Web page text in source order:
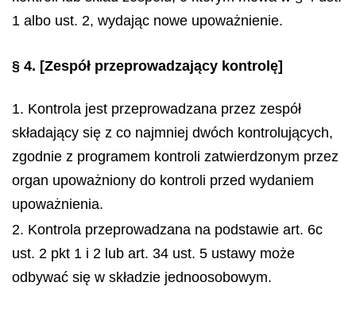
1 albo ust. 2, wydając nowe upoważnienie.
§ 4. [Zespół przeprowadzający kontrolę]
1. Kontrola jest przeprowadzana przez zespół
składający się z co najmniej dwóch kontrolujących,
zgodnie z programem kontroli zatwierdzonym przez
organ upoważniony do kontroli przed wydaniem
upoważnienia.
2. Kontrola przeprowadzana na podstawie art. 6c
ust. 2 pkt 1 i 2 lub art. 34 ust. 5 ustawy może
odbywać się w składzie jednoosobowym.